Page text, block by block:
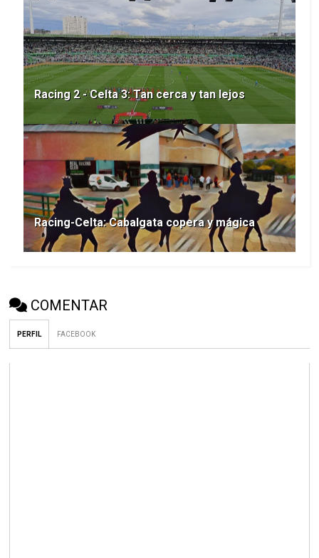
Racing 2 - Celta 3: Tan cerca y tan lejos
Racing-Celta: Cabalgata copera y mágica
COMENTAR
PERFIL FACEBOOK